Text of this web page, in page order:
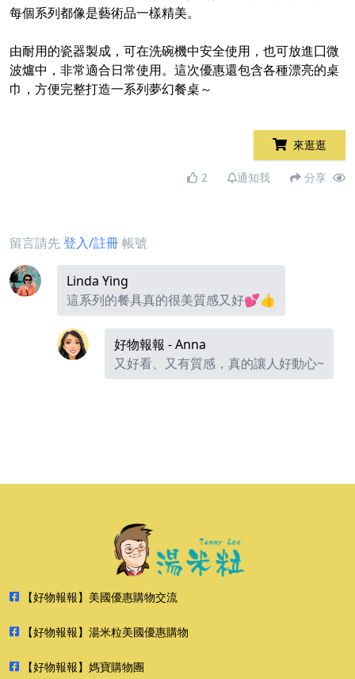
每個系列都像是藝術品一樣精美。​
由耐用的瓷器製成，可在洗碗機中安全使用，也可放進囗微
波爐中，非常適合日常使用。​這次優惠還包含各種漂亮的桌
巾，方便完整打造一系列夢幻餐桌～
來逛逛
2 通知我 分享
留言請先登入/註冊帳號
Linda Ying
這系列的餐具真的很美質感又好💕👍
好物報報 - Anna
又好看、又有質感，真的讓人好動心~
【好物報報】美國優惠購物交流
【好物報報】湯米粒美國優惠購物
【好物報報】媽寶購物團